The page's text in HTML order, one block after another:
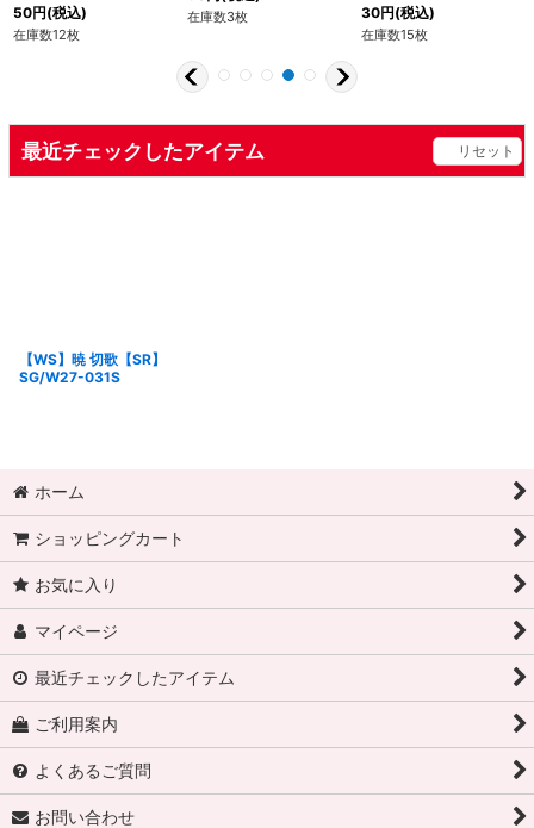
50円(税込)
在庫数12枚
在庫数3枚 30円(税込)
在庫数15枚
最近チェックしたアイテム リセット
【WS】暁 切歌【SR】
SG/W27-031S
ホーム
ショッピングカート
お気に入り
マイページ
最近チェックしたアイテム
ご利用案内
よくあるご質問
お問い合わせ